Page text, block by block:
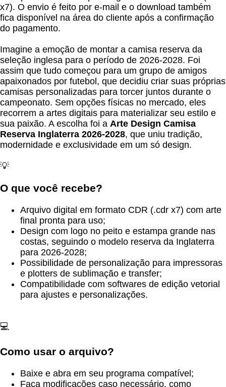
x7). O envio é feito por e-mail e o download também
fica disponível na área do cliente após a confirmação
do pagamento.
Imagine a emoção de montar a camisa reserva da
seleção inglesa para o período de 2026-2028. Foi
assim que tudo começou para um grupo de amigos
apaixonados por futebol, que decidiu criar suas próprias
camisas personalizadas para torcer juntos durante o
campeonato. Sem opções físicas no mercado, eles
recorrem a artes digitais para materializar seu estilo e
sua paixão. A escolha foi a Arte Design Camisa
Reserva Inglaterra 2026-2028, que uniu tradição,
modernidade e exclusividade em um só design.
💡
O que você recebe?
Arquivo digital em formato CDR (.cdr x7) com arte
final pronta para uso;
Design com logo no peito e estampa grande nas
costas, seguindo o modelo reserva da Inglaterra
para 2026-2028;
Possibilidade de personalização para impressoras
e plotters de sublimação e transfer;
Compatibilidade com softwares de edição vetorial
para ajustes e personalizações.
💻
Como usar o arquivo?
Baixe e abra em seu programa compatível;
Faça modificações caso necessário, como